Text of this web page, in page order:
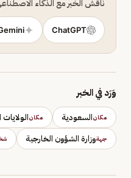
ناقش الخبر مع الذكاء
ChatGPT
وَرَد في الخبر
مكانالسعودية مكان
جهةوزارة الشؤون الخارجية